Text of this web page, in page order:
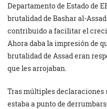
Departamento de Estado de
brutalidad de Bashar al-
contribuido a facilitar el
Ahora daba la impresión de
brutalidad de Assad eran
que les arrojaban.
Tras múltiples declaraciones
estaba a punto de